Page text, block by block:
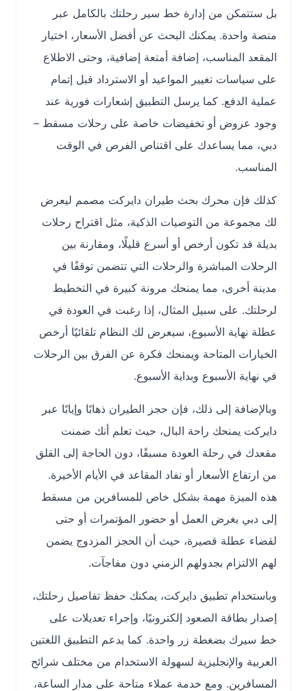
بل ستتمكن من إدارة خط سير رحلتك بالكامل عبر
منصة واحدة. يمكنك البحث عن أفضل الأسعار، اختيار
المقعد المناسب، إضافة أمتعة إضافية، وحتى الاطلاع
على سياسات تغيير المواعيد أو الاسترداد قبل إتمام
عملية الدفع. كما يرسل التطبيق إشعارات فورية عند
وجود عروض أو تخفيضات خاصة على رحلات مسقط –
دبي، مما يساعدك على اقتناص الفرص في الوقت
المناسب.
كذلك فإن محرك بحث طيران دايركت مصمم ليعرض
لك مجموعة من التوصيات الذكية، مثل اقتراح رحلات
بديلة قد تكون أرخص أو أسرع قليلًا، ومقارنة بين
الرحلات المباشرة والرحلات التي تتضمن توقفًا في
مدينة أخرى، مما يمنحك مرونة كبيرة في التخطيط
لرحلتك. على سبيل المثال، إذا رغبت في العودة في
عطلة نهاية الأسبوع، سيعرض لك النظام تلقائيًا أرخص
الخيارات المتاحة ويمنحك فكرة عن الفرق بين الرحلات
في نهاية الأسبوع وبداية الأسبوع.
وبالإضافة إلى ذلك، فإن حجز الطيران ذهابًا وإيابًا عبر
دايركت يمنحك راحة البال، حيث تعلم أنك ضمنت
مقعدك في رحلة العودة مسبقًا، دون الحاجة إلى القلق
من ارتفاع الأسعار أو نفاد المقاعد في الأيام الأخيرة.
هذه الميزة مهمة بشكل خاص للمسافرين من مسقط
إلى دبي بغرض العمل أو حضور المؤتمرات أو حتى
لقضاء عطلة قصيرة، حيث أن الحجز المزدوج يضمن
لهم الالتزام بجدولهم الزمني دون مفاجآت.
وباستخدام تطبيق دايركت، يمكنك حفظ تفاصيل رحلتك،
إصدار بطاقة الصعود إلكترونيًا، وإجراء تعديلات على
خط سيرك بضغطة زر واحدة. كما يدعم التطبيق اللغتين
العربية والإنجليزية لسهولة الاستخدام من مختلف شرائح
المسافرين. ومع خدمة عملاء متاحة على مدار الساعة،